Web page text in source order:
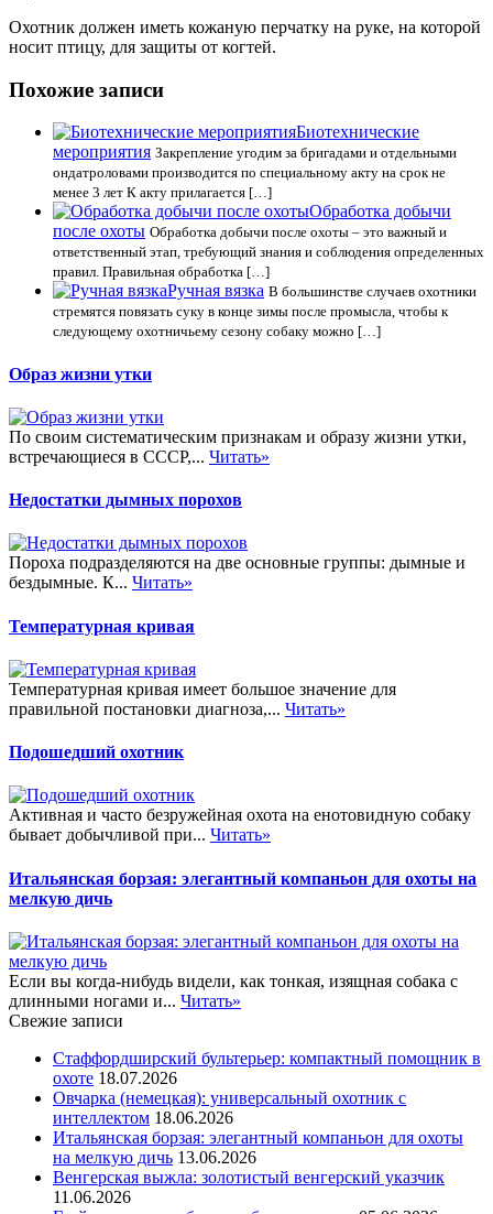
Охотник должен иметь кожаную перчатку на руке, на которой
носит птицу, для защиты от когтей.
Похожие записи
Биотехнические
мероприятия Закрепление угодим за бригадами и отдельными
ондатроловами производится по специальному акту на срок не
менее 3 лет К акту прилагается […]
Обработка добычи
после охоты Обработка добычи после охоты – это важный и
ответственный этап, требующий знания и соблюдения определенных
правил. Правильная обработка […]
Ручная вязка В большинстве случаев охотники
стремятся повязать суку в конце зимы после промысла, чтобы к
следующему охотничьему сезону собаку можно […]
Образ жизни утки
По своим систематическим признакам и образу жизни утки,
встречающиеся в СССР,... Читать»
Недостатки дымных порохов
Пороха подразделяются на две основные группы: дымные и
бездымные. К... Читать»
Температурная кривая
Температурная кривая имеет большое значение для
правильной постановки диагноза,... Читать»
Подошедший охотник
Активная и часто безружейная охота на енотовидную собаку
бывает добычливой при... Читать»
Итальянская борзая: элегантный компаньон для охоты на
мелкую дичь
Если вы когда-нибудь видели, как тонкая, изящная собака с
длинными ногами и... Читать»
Свежие записи
Стаффордширский бультерьер: компактный помощник в
охоте 18.07.2026
Овчарка (немецкая): универсальный охотник с
интеллектом 18.06.2026
Итальянская борзая: элегантный компаньон для охоты
на мелкую дичь 13.06.2026
Венгерская выжла: золотистый венгерский указчик
11.06.2026